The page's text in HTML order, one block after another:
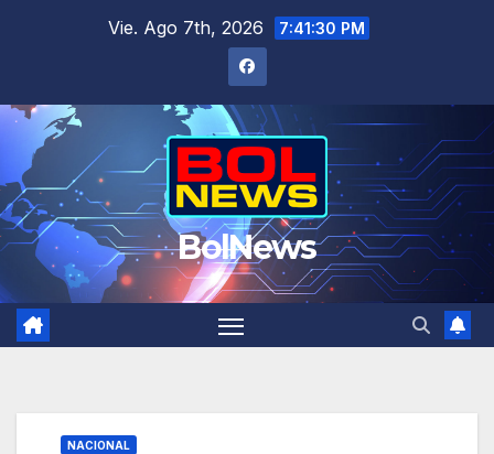
Vie. Ago 7th, 2026 7:41:31 PM
BolNews
NACIONAL